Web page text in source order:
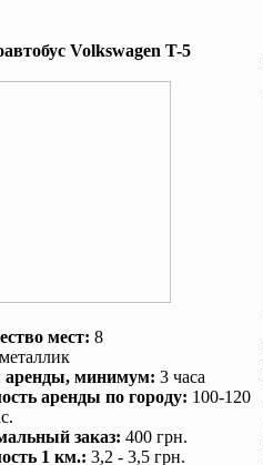
Volkswagen T-5
мест: 8
металлик
аренды, минимум: 3 часа
аренды по городу: 100-120
заказ: 400 грн.
1 км.: 3,2 - 3,5 грн.